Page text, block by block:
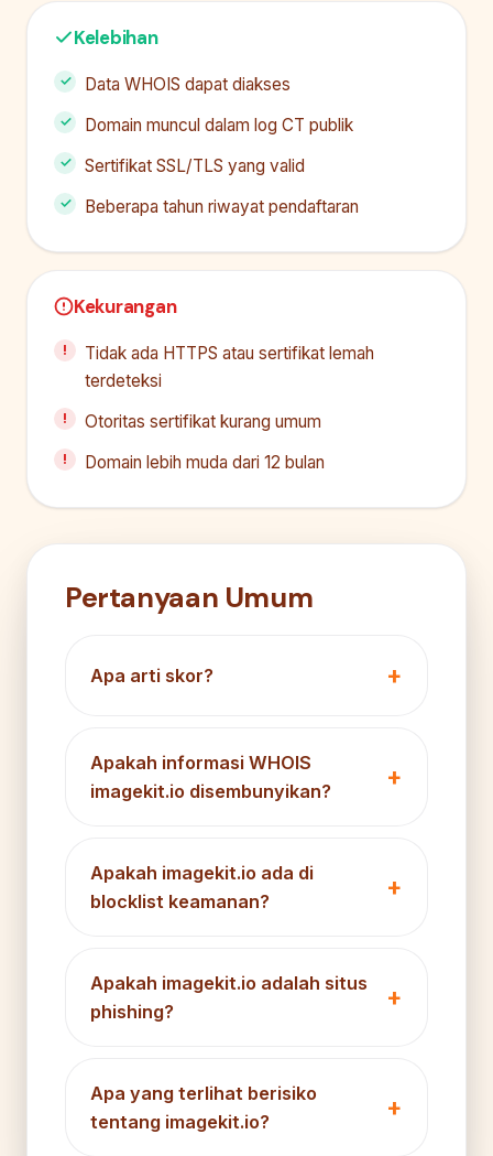
Kelebihan
Data WHOIS dapat diakses
Domain muncul dalam log CT publik
Sertifikat SSL/TLS yang valid
Beberapa tahun riwayat pendaftaran
Kekurangan
Tidak ada HTTPS atau sertifikat lemah
terdeteksi
Otoritas sertifikat kurang umum
Domain lebih muda dari 12 bulan
Pertanyaan Umum
Apa arti skor?
Apakah informasi WHOIS
imagekit.io disembunyikan?
Apakah imagekit.io ada di
blocklist keamanan?
Apakah imagekit.io adalah situs
phishing?
Apa yang terlihat berisiko
tentang imagekit.io?